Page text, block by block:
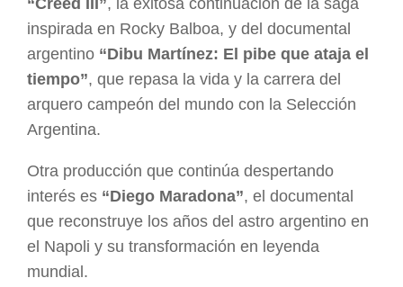
inspirada en Rocky Balboa, y del documental
argentino “Dibu Martínez: El pibe que ataja el
tiempo”, que repasa la vida y la carrera del
arquero campeón del mundo con la Selección
Argentina.
Otra producción que continúa despertando
interés es “Diego Maradona”, el documental
que reconstruye los años del astro argentino en
el Napoli y su transformación en leyenda
mundial.